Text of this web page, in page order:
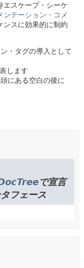
エスケープ・シーケ
ンテーション・コメ
ンスに効果的に制約
・タグの導入として
します
にある空白の後に
で宣言
フェース